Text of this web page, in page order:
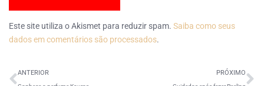
Este site utiliza o Akismet para reduzir spam. Saiba como seus
dados em comentários são processados.
ANTERIOR PRÓXIMO